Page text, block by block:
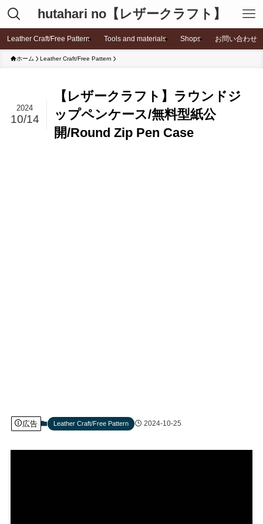
hutahari no【レザークラフト】
Leather Craft/Free Pattern Tools and materials Shops お問い合わせ
ホーム Leather Craft/Free Pattern
【レザークラフト】ラウンドジ
ップペンケース/無料型紙公
開/Round Zip Pen Case
2024
10/14
広告 Leather Craft/Free Pattern 2024-10-25